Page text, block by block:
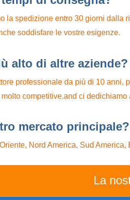
la spedizione entro 30 giorni dalla
soddisfare le vostre esigenze.
alto di altre aziende?
professionaleda più di 10anni,
competitive.and ci
mercato principale?
Nord America, Sud America,
La